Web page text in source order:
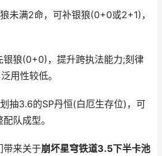
未满2命，可补银狼(0+0或2+1)，
银狼(0+0)，提升跨执法能力;刻律
用性较低。
抽3.6的SP丹恒(白厄生存位)，可
队成型。
带来关于崩坏星穹铁道3.5下半卡池